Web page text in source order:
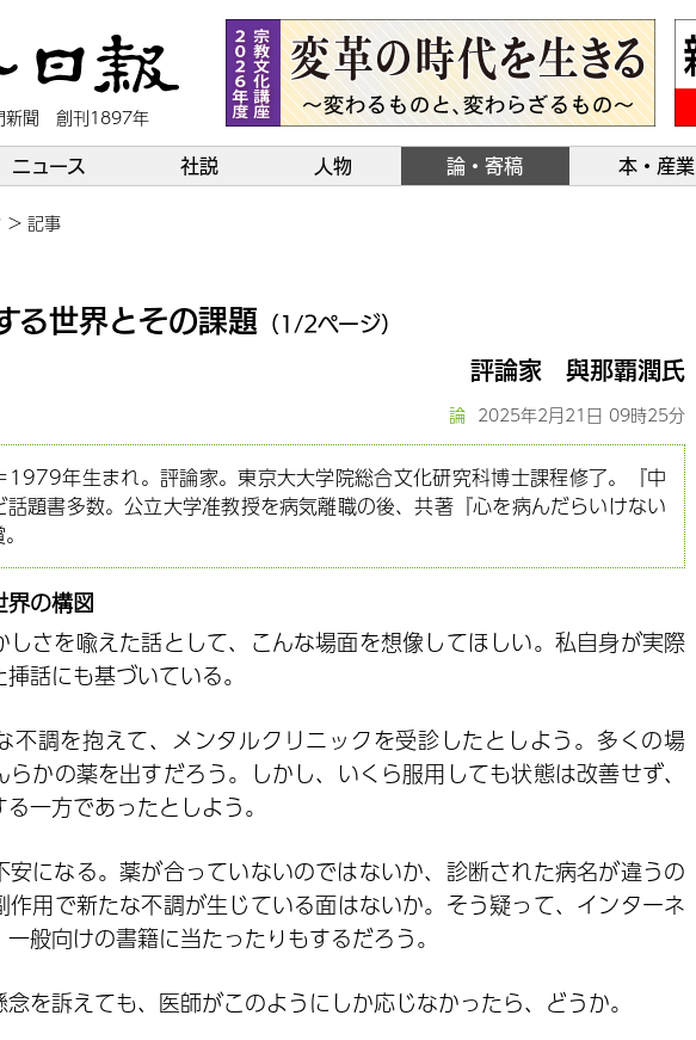
新聞 創刊1897年
ニュース 社説 人物 論・寄稿 本・産業
記事
る世界とその課題 （1/2ページ）
評論家 與那覇潤氏
論 2025年2月21日 09時25分
1979年生まれ。評論家。東京大大学院総合文化研究科博士課程修了。『中
題書多数。公立大学准教授を病気離職の後、共著『心を病んだらいけない
界の構図
しさを喩えた話として、こんな場面を想像してほしい。私自身が実際
話にも基づいている。
不調を抱えて、メンタルクリニックを受診したとしよう。多くの場
かの薬を出すだろう。しかし、いくら服用しても状態は改善せず、
一方であったとしよう。
安になる。薬が合っていないのではないか、診断された病名が違うの
作用で新たな不調が生じている面はないか。そう疑って、インターネ
般向けの書籍に当たったりもするだろう。
を訴えても、医師がこのようにしか応じなかったら、どうか。